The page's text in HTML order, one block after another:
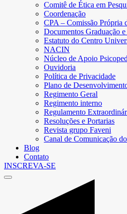
Comitê de Ética em
Coordenação
CPA – Comissão Própria
Documentos Graduação
Estatuto do Centro
NACIN
Núcleo de Apoio
Ouvidoria
Política de Privacidade
Plano de
Regimento Geral
Regimento interno
Regulamento
Resoluções e Portarias
Revista grupo Faveni
Canal de Comunicação
Blog
Contato
INSCREVA-SE